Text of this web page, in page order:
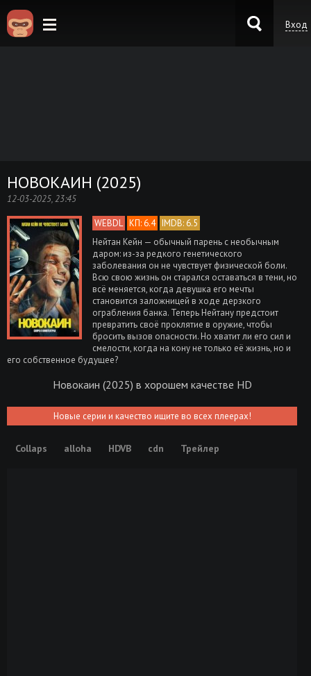
Вход
НОВОКАИН (2025)
12-03-2025, 23:45
WEBDL КП: 6.4 IMDB: 6.5
Нейтан Кейн — обычный парень с необычным
даром: из-за редкого генетического
заболевания он не чувствует физической боли.
Всю свою жизнь он старался оставаться в тени, но
всё меняется, когда девушка его мечты
становится заложницей в ходе дерзкого
ограбления банка. Теперь Нейтану предстоит
превратить своё проклятие в оружие, чтобы
бросить вызов опасности. Но хватит ли его сил и
смелости, когда на кону не только её жизнь, но и
его собственное будущее?
Новокаин (2025) в хорошем качестве HD
Новые серии и качество ищите во всех плеерах!
Collaps alloha HDVB cdn Трейлер